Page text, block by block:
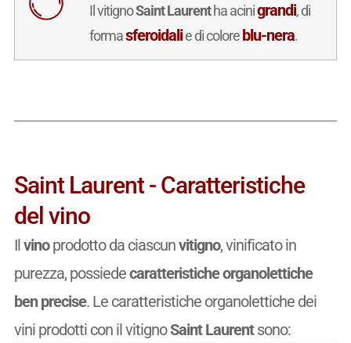
Il vitignoSaint Laurentha acinigrandi, di
formasferoidalie di coloreblu-nera.
Saint Laurent - Caratteristiche
del vino
Ilvinoprodotto da ciascunvitigno, vinificato in
purezza, possiedecaratteristiche organolettiche
ben precise. Le caratteristiche organolettiche dei
vini prodotti con il vitignoSaint Laurentsono: